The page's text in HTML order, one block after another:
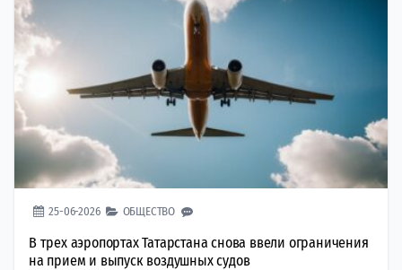
25-06-2026 ОБЩЕСТВО
В трех аэропортах Татарстана снова ввели ограничения
на прием и выпуск воздушных судов